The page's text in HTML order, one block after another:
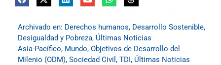
Archivado en: Derechos humanos, Desarrollo Sostenible,
Desigualdad y Pobreza, Últimas Noticias
Asia-Pacífico, Mundo, Objetivos de Desarrollo del
Milenio (ODM), Sociedad Civil , TDI, Últimas Noticias